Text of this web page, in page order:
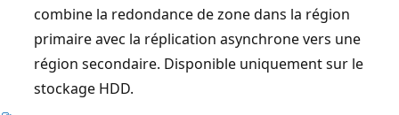
combine la redondance de zone dans la région
primaire avec la réplication asynchrone vers une
région secondaire. Disponible uniquement sur le
stockage HDD.